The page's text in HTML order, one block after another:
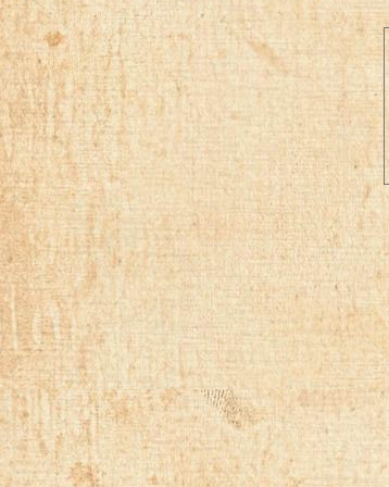
drawstring bag
box pouch
Coin Purse
Pencil Case
Double Pocket Zipper Purse
pouch from fabric scraps
Cat Coin Purse
DIY Round Coin Purse
Easy Box Pouch Tutorial
DIY Coin Purse from Fabric
Scraps
cell phone purse - CACTUS
How to make cell phone purse
DIY Cactus Small Pouch
Free Motion Applique Tutorial
Cactus
DIY Cactus Cell Phone Purse